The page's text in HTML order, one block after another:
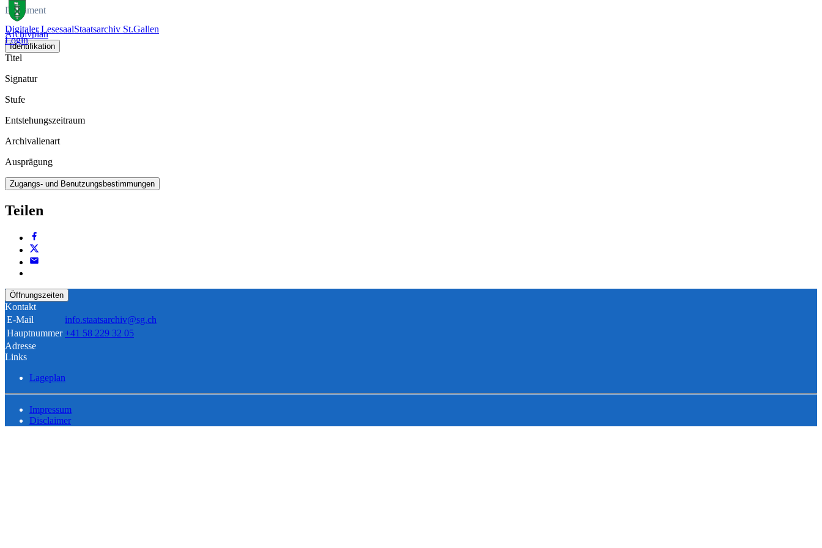
Digitaler LesesaalStaatsarchiv St.Gallen
Login
Dokument
Archivplan
Identifikation
Titel
Signatur
Stufe
Entstehungszeitraum
Archivalienart
Ausprägung
Zugangs- und Benutzungsbestimmungen
Teilen
Öffnungszeiten
Kontakt
E-Mail
info.staatsarchiv@sg.ch
Hauptnummer +41 58 229 32 05
Adresse
Links
Lageplan
Impressum
Disclaimer